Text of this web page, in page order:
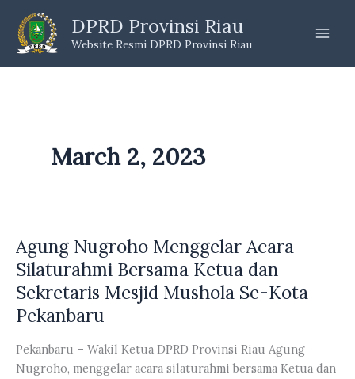
content
DPRD Provinsi Riau
Website Resmi DPRD Provinsi Riau
March 2, 2023
Agung Nugroho Menggelar Acara
Silaturahmi Bersama Ketua dan
Sekretaris Mesjid Mushola Se-Kota
Pekanbaru
Pekanbaru – Wakil Ketua DPRD Provinsi Riau Agung
Nugroho, menggelar acara silaturahmi bersama Ketua dan